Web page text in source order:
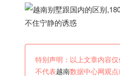
特别声明：以上文章内容仅
不代表越南数据中心网观